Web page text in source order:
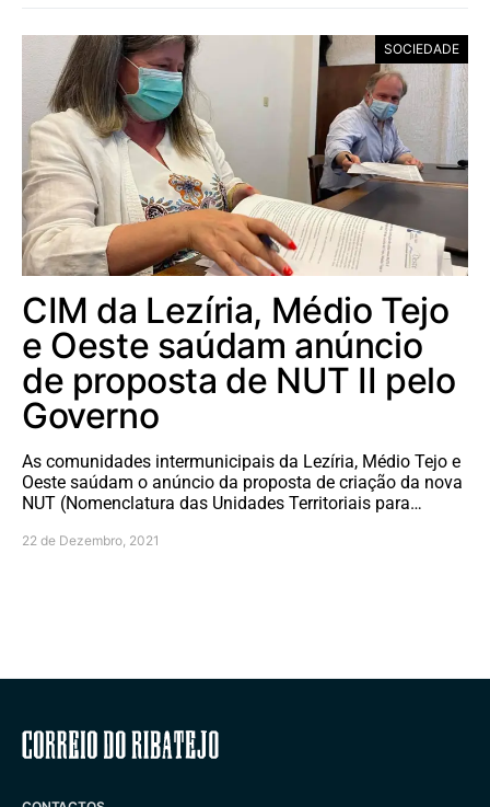
SOCIEDADE
CIM da Lezíria, Médio Tejo
e Oeste saúdam anúncio
de proposta de NUT II pelo
Governo
As comunidades intermunicipais da Lezíria, Médio Tejo e
Oeste saúdam o anúncio da proposta de criação da nova
NUT (Nomenclatura das Unidades Territoriais para…
22 de Dezembro, 2021
Correio do Ribatejo